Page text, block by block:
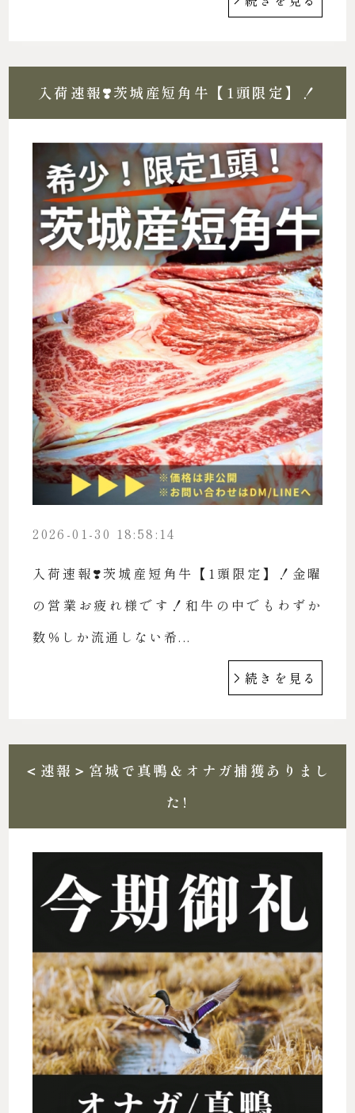
入荷速報❣️茨城産短角牛【1頭限定】！
2026-01-30 18:58:14
入荷速報❣️茨城産短角牛【1頭限定】！金曜
の営業お疲れ様です！和牛の中でもわずか
数％しか流通しない希...
続きを見る
＜速報＞宮城で真鴨＆オナガ捕獲ありまし
た!